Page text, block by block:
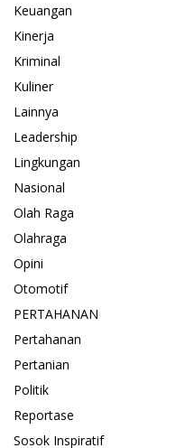
Keuangan
Kinerja
Kriminal
Kuliner
Lainnya
Leadership
Lingkungan
Nasional
Olah Raga
Olahraga
Opini
Otomotif
PERTAHANAN
Pertahanan
Pertanian
Politik
Reportase
Sosok Inspiratif